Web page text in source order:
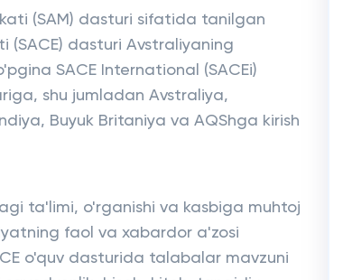
(SAM) dasturi sifatida tanilgan
dasturi Avstraliyaning
SACE International (SACEi)
shu jumladan Avstraliya,
Buyuk Britaniya va AQShga kirish
ta'limi, o'rganishi va kasbiga muhtoj
faol va xabardor a'zosi
o'quv dasturida talabalar mavzuni